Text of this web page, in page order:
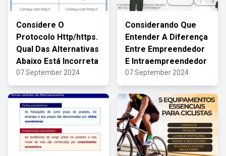
Considere O
Protocolo Http/https.
Qual Das Alternativas
Abaixo Está Incorreta
07 September 2024
Considerando Que
Entender A Diferença
Entre Empreendedor
E Intraempreendedor
07 September 2024